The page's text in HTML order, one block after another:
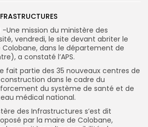
-Une mission du ministère des
vendredi, le site devant abriter le
dans le département de
a constaté l’APS.
fait partie des 35 nouveaux centres de
dans le cadre du
du système de santé et de
médical national.
des Infrastructures s’est dit
par la maire de Colobane,